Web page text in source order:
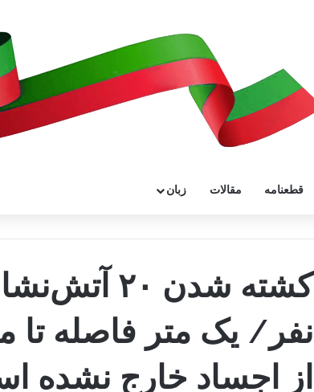
قطعنامه مقالات زبان
نفر/ یک متر فاصله تا
از اجساد خارج